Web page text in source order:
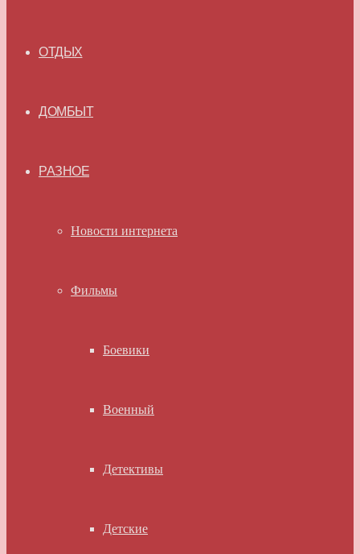
ОТДЫХ
ДОМБЫТ
РАЗНОЕ
Новости интернета
Фильмы
Боевики
Военный
Детективы
Детские